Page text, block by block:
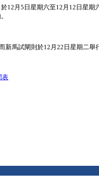
12月5日星期六至12月12日星
新馬試閘則於12月22日星期二
表